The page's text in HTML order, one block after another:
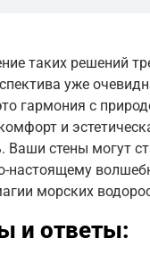
таких решений
уже
гармония с
и
Ваши стены могут
настоящему
морских
и ответы: